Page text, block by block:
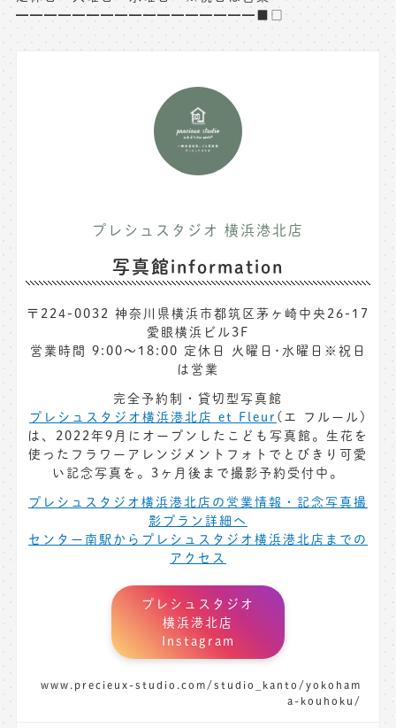
━━━━━━━━━━━━━━━━━■□
プレシュスタジオ 横浜港北店
写真館information
〒224-0032 神奈川県横浜市都筑区茅ヶ崎中央26-17
愛眼横浜ビル3F
営業時間 9:00〜18:00 定休日 火曜日･水曜日※祝日
は営業
完全予約制・貸切型写真館
プレシュスタジオ横浜港北店 et Fleur (エ フルール)
は、2022年9月にオープンしたこども写真館。生花を
使ったフラワーアレンジメントフォトでとびきり可愛
い記念写真を。3ヶ月後まで撮影予約受付中。
プレシュスタジオ横浜港北店の営業情報・記念写真撮
影プラン詳細へ
センター南駅からプレシュスタジオ横浜港北店までの
アクセス
プレシュスタジオ
横浜港北店
Instagram
www.precieux-studio.com/studio_kanto/yokoham
a-kouhoku/